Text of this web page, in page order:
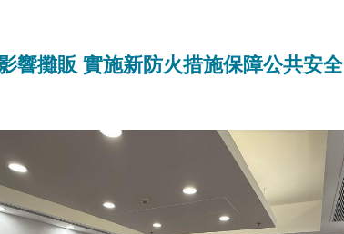
響攤販 實施新防火措施保障公共安全